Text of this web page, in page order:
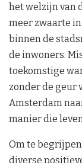
het welzijn van
meer zwaarte
binnen de
de inwoners.
toekomstige
zonder de geur
Amsterdam
manier die
Om te
diverse